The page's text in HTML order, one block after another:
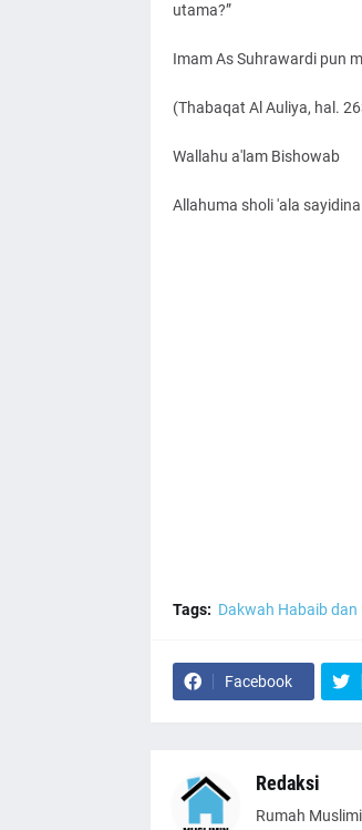
utama?”
Imam As Suhrawardi pun
(Thabaqat Al Auliya, hal.
Wallahu a'lam Bishowab
Allahuma sholi 'ala
Tags: Dakwah Habaib dan
Facebook
Redaksi
Rumah